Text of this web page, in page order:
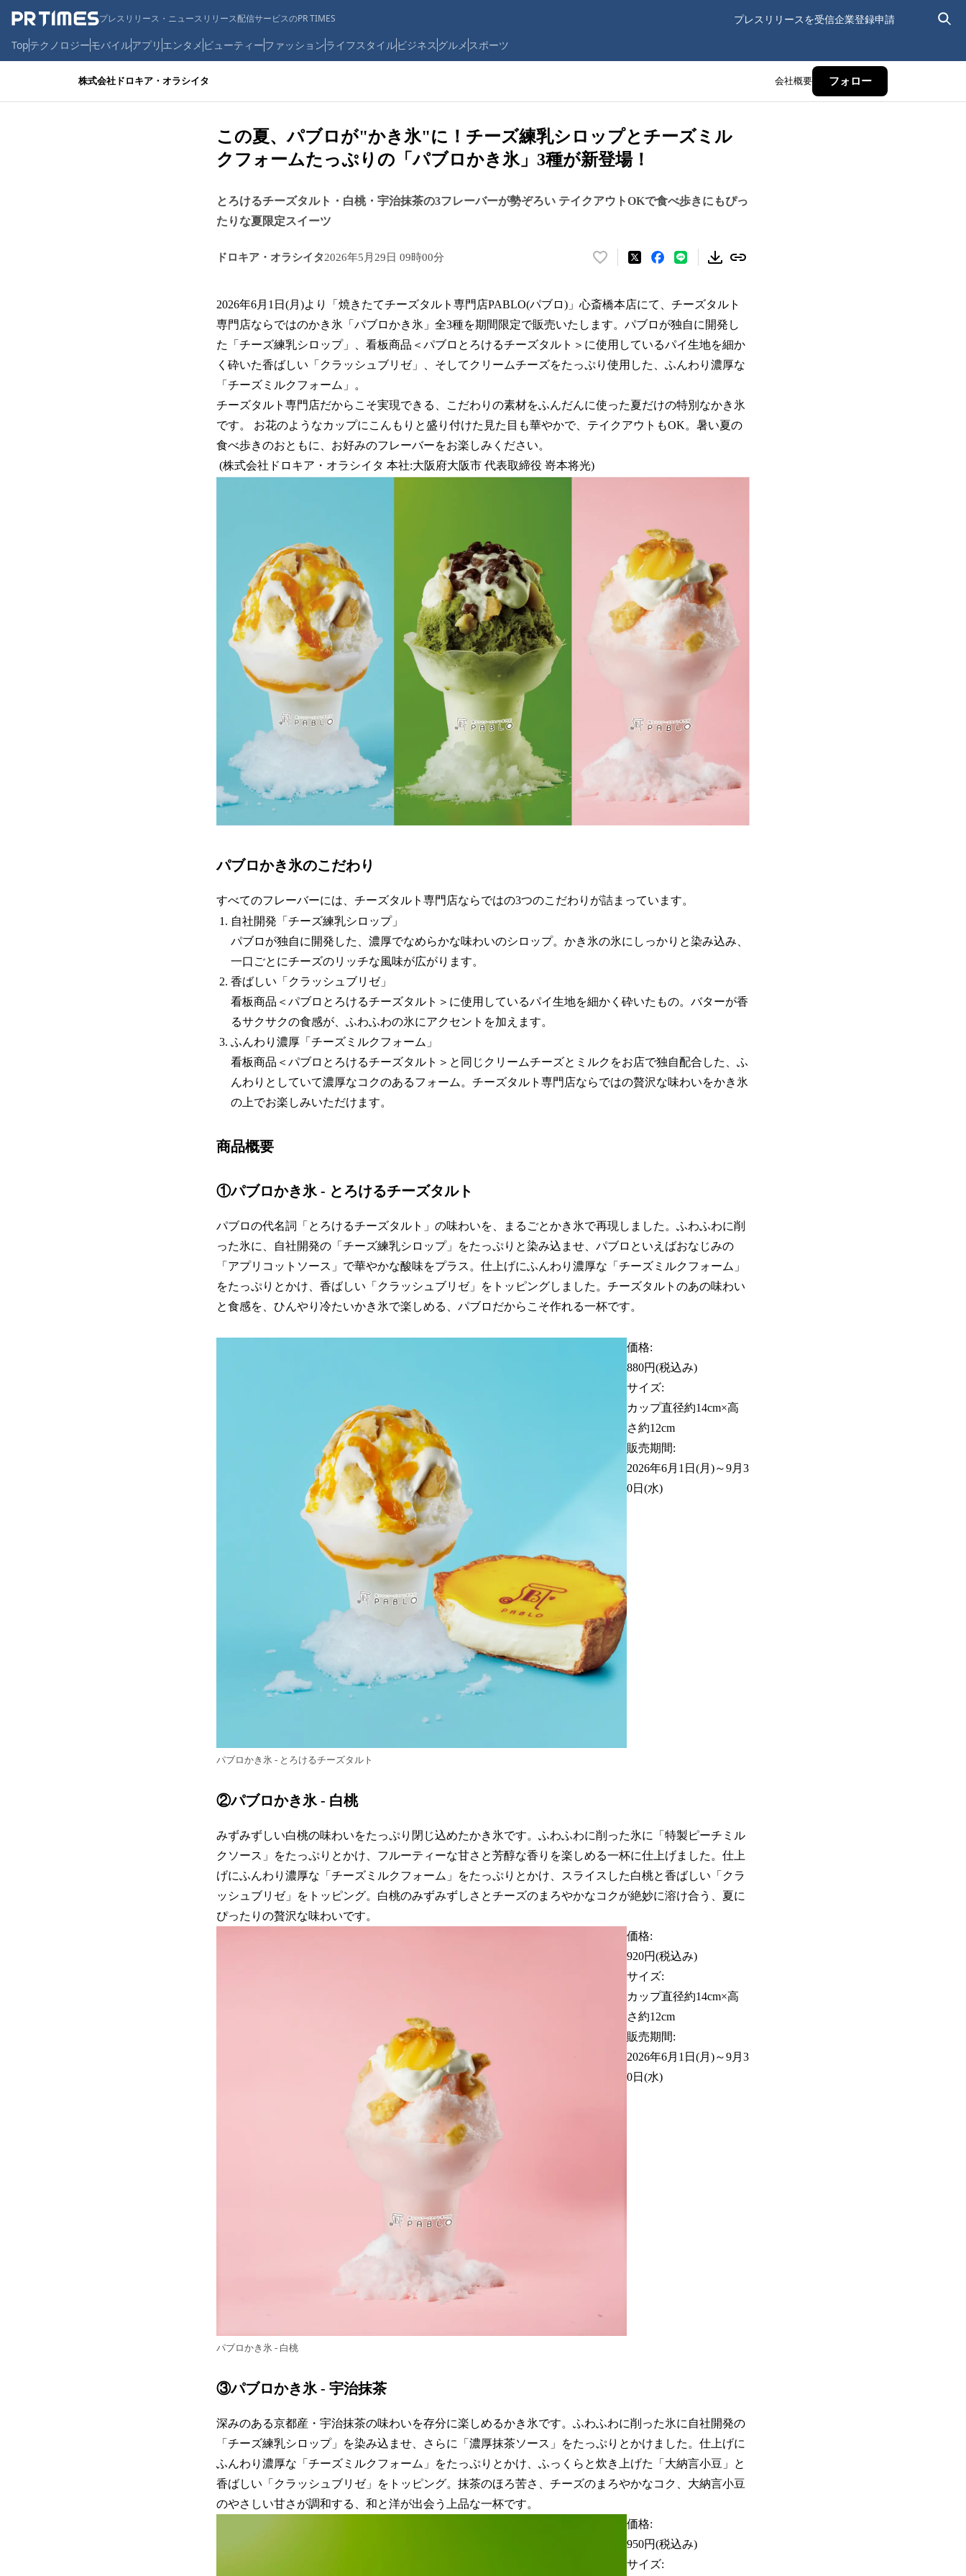
プレスリリース・ニュースリリース配信サービスのPR TIMES プレスリリースを受信企業登録申請
Topテクノロジーモバイルアプリ エンタメ ビューティーファッションライフスタイルビジネス グルメ スポーツ
株式会社ドロキア・オラシイタ 会社概要 フォロー
この夏、パブロが"かき氷"に！チーズ練乳シロップとチーズミル
クフォームたっぷりの「パブロかき氷」3種が新登場！
とろけるチーズタルト・白桃・宇治抹茶の3フレーバーが勢ぞろい テイクアウトOKで食べ歩きにもぴっ
たりな夏限定スイーツ
ドロキア・オラシイタ2026年5月29日 09時00分
い
！
数
を
読
み
み
中
で
2026年6月1日(月)より「焼きたてチーズタルト専門店PABLO(パブロ)」心斎橋本店にて、チーズタルト
専門店ならではのかき氷「パブロかき氷」全3種を期間限定で販売いたします。パブロが独自に開発し
た「チーズ練乳シロップ」、看板商品＜パブロとろけるチーズタルト＞に使用しているパイ生地を細か
く砕いた香ばしい「クラッシュブリゼ」、そしてクリームチーズをたっぷり使用した、ふんわり濃厚な
「チーズミルクフォーム」。
チーズタルト専門店だからこそ実現できる、こだわりの素材をふんだんに使った夏だけの特別なかき氷
です。 お花のようなカップにこんもりと盛り付けた見た目も華やかで、テイクアウトもOK。暑い夏の
食べ歩きのおともに、お好みのフレーバーをお楽しみください。
(株式会社ドロキア・オラシイタ 本社:大阪府大阪市 代表取締役 嵜本将光)
パブロかき氷のこだわり
すべてのフレーバーには、チーズタルト専門店ならではの3つのこだわりが詰まっています。
自社開発「チーズ練乳シロップ」
パブロが独自に開発した、濃厚でなめらかな味わいのシロップ。かき氷の氷にしっかりと染み込み、
一口ごとにチーズのリッチな風味が広がります。
香ばしい「クラッシュブリゼ」
看板商品＜パブロとろけるチーズタルト＞に使用しているパイ生地を細かく砕いたもの。バターが香
るサクサクの食感が、ふわふわの氷にアクセントを加えます。
ふんわり濃厚「チーズミルクフォーム」
看板商品＜パブロとろけるチーズタルト＞と同じクリームチーズとミルクをお店で独自配合した、ふ
んわりとしていて濃厚なコクのあるフォーム。チーズタルト専門店ならではの贅沢な味わいをかき氷
の上でお楽しみいただけます。
商品概要
①パブロかき氷 - とろけるチーズタルト
パブロの代名詞「とろけるチーズタルト」の味わいを、まるごとかき氷で再現しました。ふわふわに削
った氷に、自社開発の「チーズ練乳シロップ」をたっぷりと染み込ませ、パブロといえばおなじみの
「アプリコットソース」で華やかな酸味をプラス。仕上げにふんわり濃厚な「チーズミルクフォーム」
をたっぷりとかけ、香ばしい「クラッシュブリゼ」をトッピングしました。チーズタルトのあの味わい
と食感を、ひんやり冷たいかき氷で楽しめる、パブロだからこそ作れる一杯です。
パブロかき氷 - とろけるチーズタルト
価格:
880円(税込み)
サイズ:
カップ直径約14cm×高
さ約12cm
販売期間:
2026年6月1日(月)～9月3
0日(水)
②パブロかき氷 - 白桃
みずみずしい白桃の味わいをたっぷり閉じ込めたかき氷です。ふわふわに削った氷に「特製ピーチミル
クソース」をたっぷりとかけ、フルーティーな甘さと芳醇な香りを楽しめる一杯に仕上げました。仕上
げにふんわり濃厚な「チーズミルクフォーム」をたっぷりとかけ、スライスした白桃と香ばしい「クラ
ッシュブリゼ」をトッピング。白桃のみずみずしさとチーズのまろやかなコクが絶妙に溶け合う、夏に
ぴったりの贅沢な味わいです。
パブロかき氷 - 白桃
価格:
920円(税込み)
サイズ:
カップ直径約14cm×高
さ約12cm
販売期間:
2026年6月1日(月)～9月3
0日(水)
③パブロかき氷 - 宇治抹茶
深みのある京都産・宇治抹茶の味わいを存分に楽しめるかき氷です。ふわふわに削った氷に自社開発の
「チーズ練乳シロップ」を染み込ませ、さらに「濃厚抹茶ソース」をたっぷりとかけました。仕上げに
ふんわり濃厚な「チーズミルクフォーム」をたっぷりとかけ、ふっくらと炊き上げた「大納言小豆」と
香ばしい「クラッシュブリゼ」をトッピング。抹茶のほろ苦さ、チーズのまろやかなコク、大納言小豆
のやさしい甘さが調和する、和と洋が出会う上品な一杯です。
価格:
950円(税込み)
サイズ: